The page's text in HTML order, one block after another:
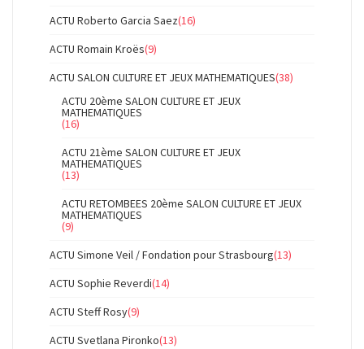
ACTU Roberto Garcia Saez(16)
ACTU Romain Kroës(9)
ACTU SALON CULTURE ET JEUX MATHEMATIQUES(38)
ACTU 20ème SALON CULTURE ET JEUX
MATHEMATIQUES
(16)
ACTU 21ème SALON CULTURE ET JEUX
MATHEMATIQUES
(13)
ACTU RETOMBEES 20ème SALON CULTURE ET JEUX
MATHEMATIQUES
(9)
ACTU Simone Veil / Fondation pour Strasbourg(13)
ACTU Sophie Reverdi(14)
ACTU Steff Rosy(9)
ACTU Svetlana Pironko(13)